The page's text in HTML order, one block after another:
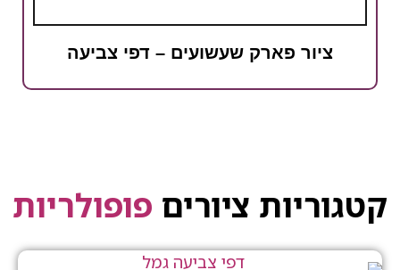
ציור פארק שעשועים – דפי צביעה
קטגוריות ציורים פופולריות